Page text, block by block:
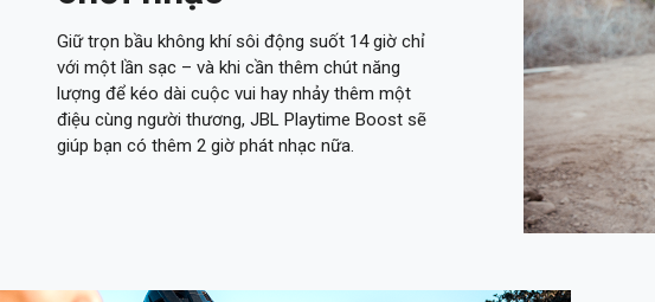
Giữ trọn bầu không khí sôi động suốt 14 giờ chỉ
với một lần sạc – và khi cần thêm chút năng
lượng để kéo dài cuộc vui hay nhảy thêm một
điệu cùng người thương, JBL Playtime Boost sẽ
giúp bạn có thêm 2 giờ phát nhạc nữa.